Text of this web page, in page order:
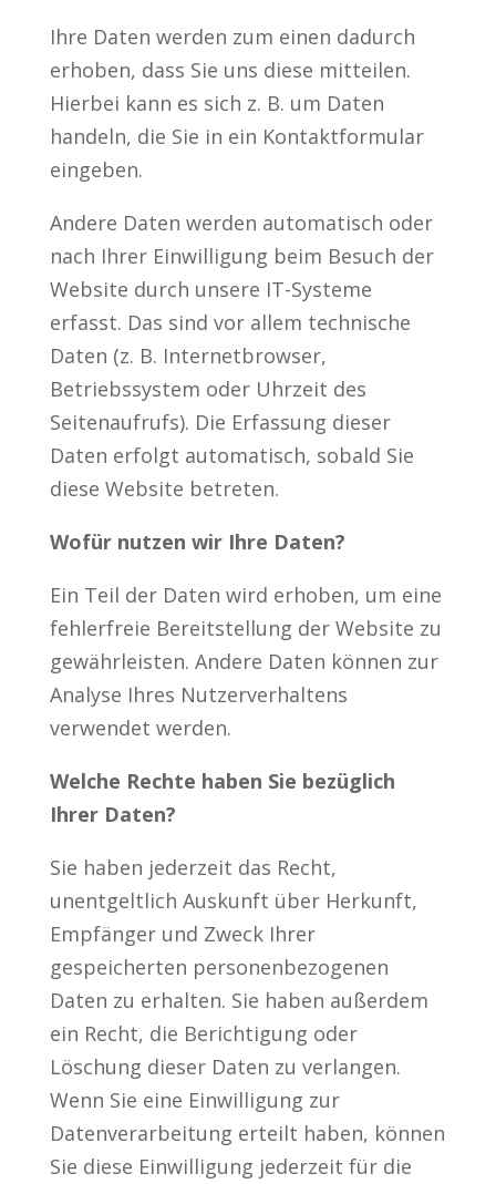
Ihre Daten werden zum einen dadurch
erhoben, dass Sie uns diese mitteilen.
Hierbei kann es sich z. B. um Daten
handeln, die Sie in ein Kontaktformular
eingeben.
Andere Daten werden automatisch oder
nach Ihrer Einwilligung beim Besuch der
Website durch unsere IT-Systeme
erfasst. Das sind vor allem technische
Daten (z. B. Internetbrowser,
Betriebssystem oder Uhrzeit des
Seitenaufrufs). Die Erfassung dieser
Daten erfolgt automatisch, sobald Sie
diese Website betreten.
Wofür nutzen wir Ihre Daten?
Ein Teil der Daten wird erhoben, um eine
fehlerfreie Bereitstellung der Website zu
gewährleisten. Andere Daten können zur
Analyse Ihres Nutzerverhaltens
verwendet werden.
Welche Rechte haben Sie bezüglich
Ihrer Daten?
Sie haben jederzeit das Recht,
unentgeltlich Auskunft über Herkunft,
Empfänger und Zweck Ihrer
gespeicherten personenbezogenen
Daten zu erhalten. Sie haben außerdem
ein Recht, die Berichtigung oder
Löschung dieser Daten zu verlangen.
Wenn Sie eine Einwilligung zur
Datenverarbeitung erteilt haben, können
Sie diese Einwilligung jederzeit für die